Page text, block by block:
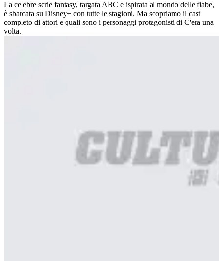
La celebre serie fantasy, targata ABC e ispirata al mondo delle fiabe,
è sbarcata su Disney+ con tutte le stagioni. Ma scopriamo il cast
completo di attori e quali sono i personaggi protagonisti di C'era una
volta.